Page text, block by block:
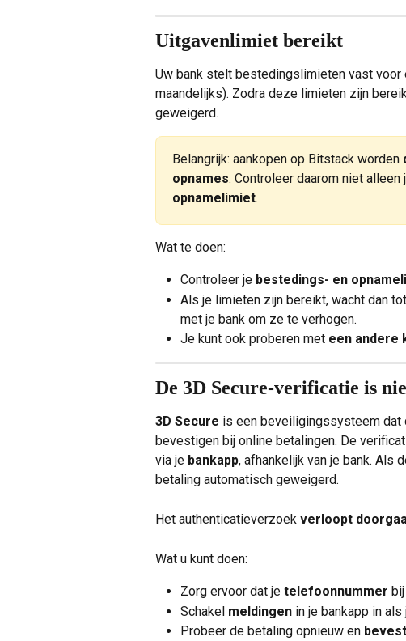
Uitgavenlimiet bereikt
Uw bank stelt bestedingslimieten vast
maandelijks). Zodra deze limieten zijn
geweigerd.
Belangrijk: aankopen op Bitstack worden
opnames. Controleer daarom niet
opnamelimiet.
Wat te doen:
Controleer je bestedings- en
Als je limieten zijn bereikt, wacht dan
met je bank om ze te verhogen.
Je kunt ook proberen met een andere
De 3D Secure-verificatie is
3D Secure is een beveiligingssysteem dat
bevestigen bij online betalingen. De
via je bankapp, afhankelijk van je bank. Als
betaling automatisch geweigerd.
Het authenticatieverzoek verloopt
Wat u kunt doen:
Zorg ervoor dat je telefoonnummer
Schakel meldingen in je bankapp in
Probeer de betaling opnieuw en